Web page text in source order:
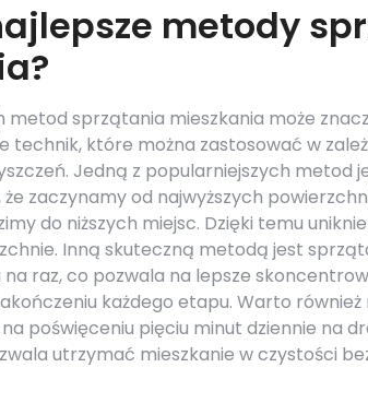
metody
sprzątania mieszkania może
technik, które można zastosować w
Jedną z popularniejszych metod
że zaczynamy od najwyższych
do niższych miejsc. Dzięki temu
Inną skuteczną metodą jest
raz, co pozwala na lepsze
każdego etapu. Warto
poświęceniu pięciu minut dziennie na
utrzymać mieszkanie w czystości